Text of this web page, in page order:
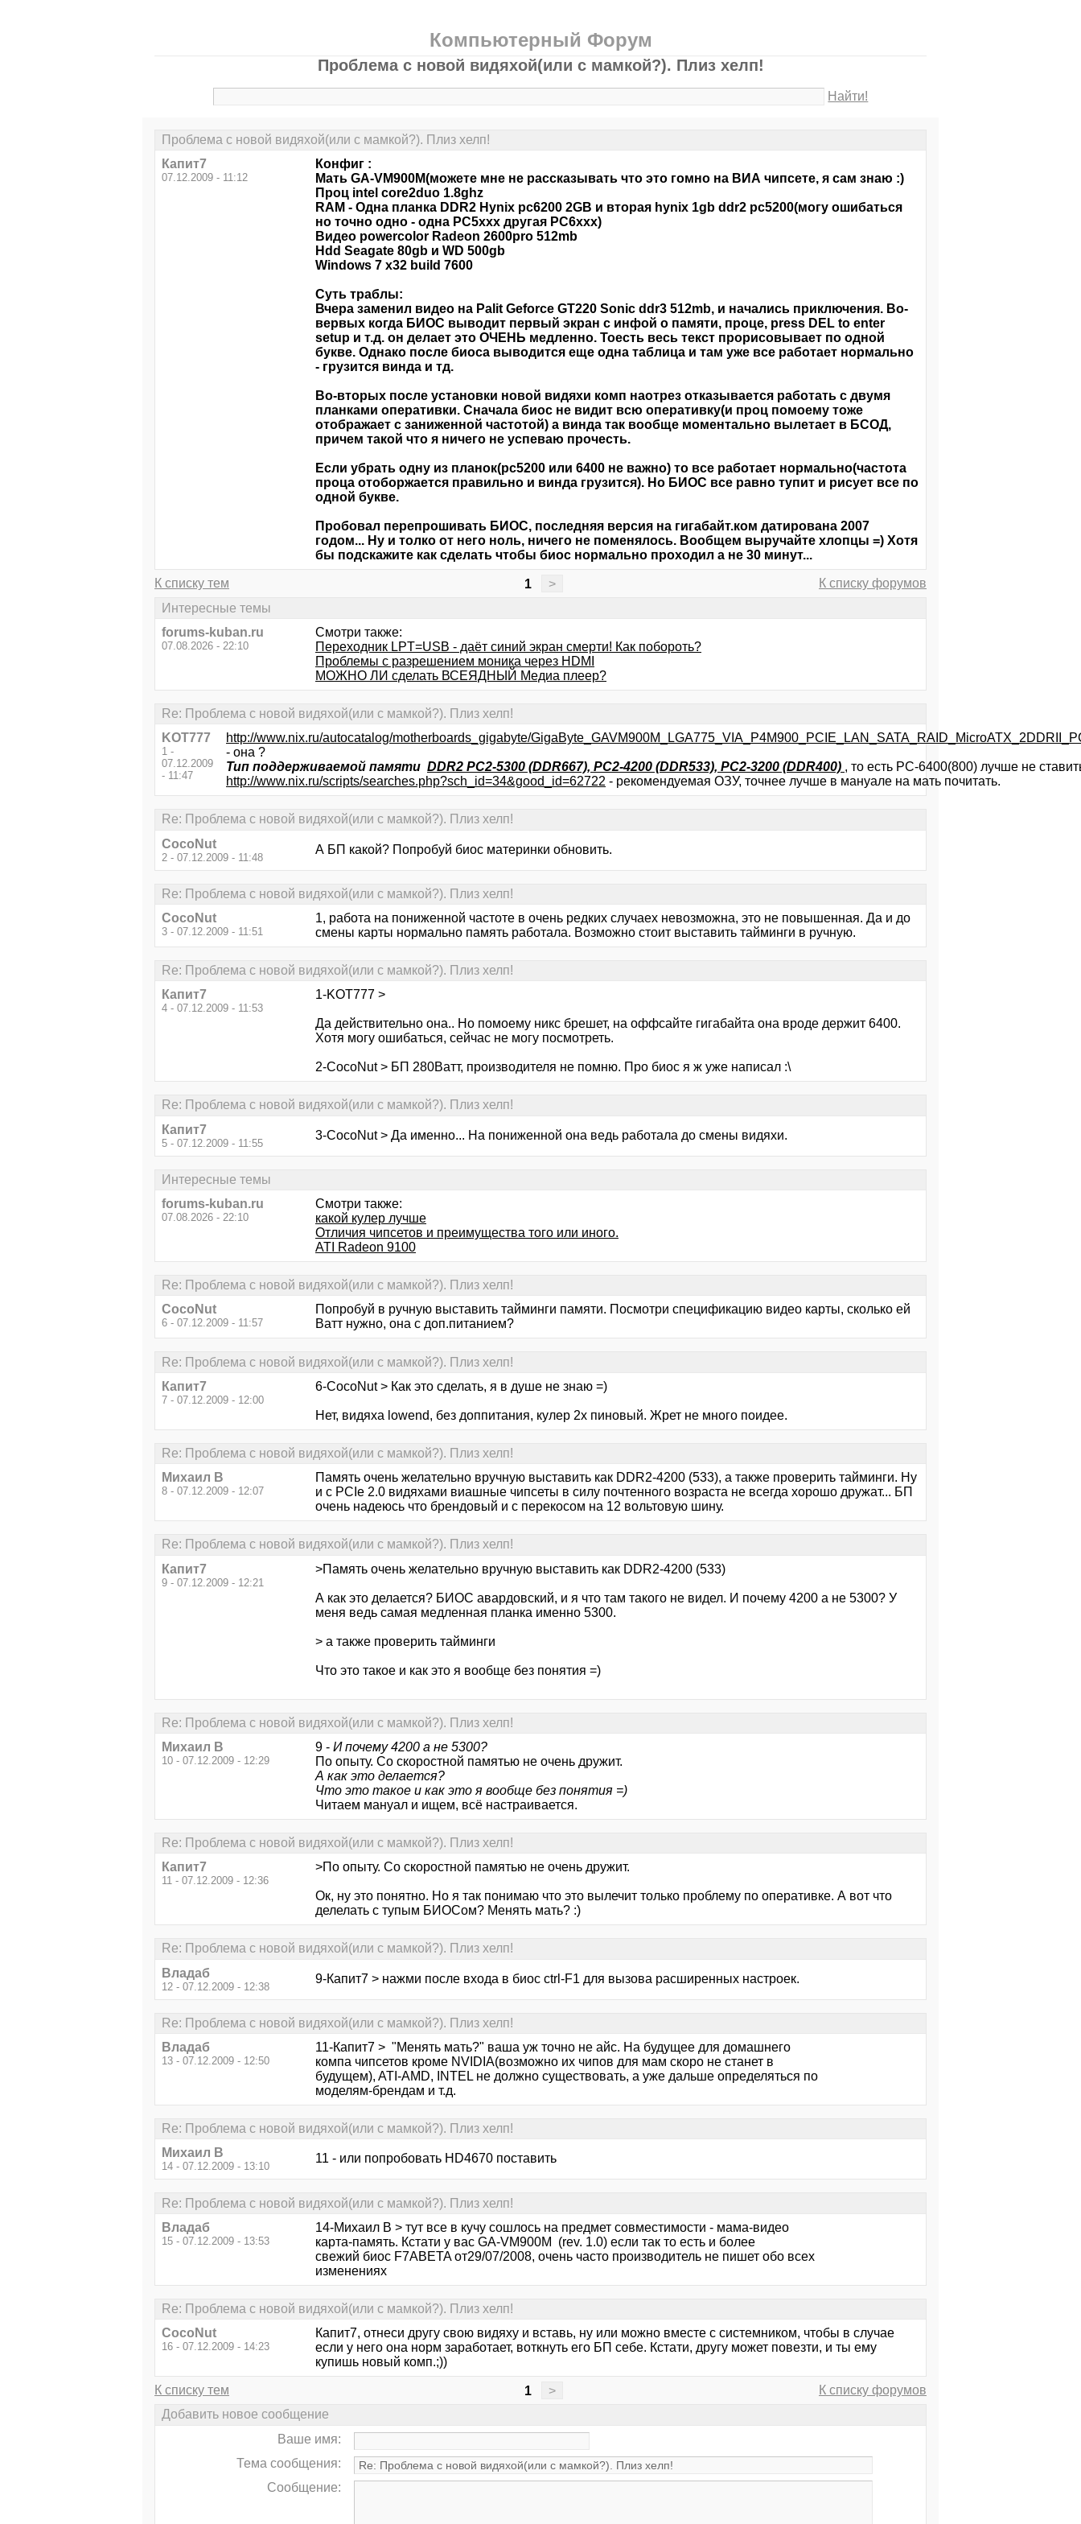
Компьютерный Форум
Проблема с новой видяхой(или с мамкой?). Плиз хелп!
Найти!
Проблема с новой видяхой(или с мамкой?). Плиз хелп!
Капит7
07.12.2009 - 11:12
Конфиг :
Мать GA-VM900M(можете мне не рассказывать что это гомно на ВИА чипсете, я сам знаю :)
Проц intel core2duo 1.8ghz
RAM - Одна планка DDR2 Hynix pc6200 2GB и вторая hynix 1gb ddr2 pc5200(могу ошибаться
но точно одно - одна PC5xxx другая PC6xxx)
Видео powercolor Radeon 2600pro 512mb
Hdd Seagate 80gb и WD 500gb
Windows 7 x32 build 7600
Суть траблы:
Вчера заменил видео на Palit Geforce GT220 Sonic ddr3 512mb, и начались приключения. Во-
вервых когда БИОС выводит первый экран с инфой о памяти, проце, press DEL to enter
setup и т.д. он делает это ОЧЕНЬ медленно. Тоесть весь текст прорисовывает по одной
букве. Однако после биоса выводится еще одна таблица и там уже все работает нормально
- грузится винда и тд.
Во-вторых после установки новой видяхи комп наотрез отказывается работать с двумя
планками оперативки. Сначала биос не видит всю оперативку(и проц помоему тоже
отображает с заниженной частотой) а винда так вообще моментально вылетает в БСОД,
причем такой что я ничего не успеваю прочесть.
Если убрать одну из планок(pc5200 или 6400 не важно) то все работает нормально(частота
проца отоборжается правильно и винда грузится). Но БИОС все равно тупит и рисует все по
одной букве.
Пробовал перепрошивать БИОС, последняя версия на гигабайт.ком датирована 2007
годом... Ну и толко от него ноль, ничего не поменялось. Вообщем выручайте хлопцы =) Хотя
бы подскажите как сделать чтобы биос нормально проходил а не 30 минут...
К списку тем 1 >
К списку форумов
Интересные темы
forums-kuban.ru
07.08.2026 - 22:10
Смотри также:
Переходник LPT=USB - даёт синий экран смерти! Как побороть?
Проблемы с разрешением моника через HDMI
МОЖНО ЛИ сделать ВСЕЯДНЫЙ Медиа плеер?
Re: Проблема с новой видяхой(или с мамкой?). Плиз хелп!
KOT777
1 -
07.12.2009
- 11:47
http://www.nix.ru/autocatalog/motherboards_gigabyte/
- она ?
Тип поддерживаемой памяти DDR2 PC2-5300 (DDR667), PC2-4200 (DDR533), PC2-3200 (DDR400) , то есть РС-6400(800) лучше не
http://www.nix.ru/scripts/searches.php?sch_id=34&good_id=62722 - рекомендуемая ОЗУ, точнее лучше в мануале на мать почитать.
Re: Проблема с новой видяхой(или с мамкой?). Плиз хелп!
CocoNut
2 - 07.12.2009 - 11:48
А БП какой? Попробуй биос материнки обновить.
Re: Проблема с новой видяхой(или с мамкой?). Плиз хелп!
CocoNut
3 - 07.12.2009 - 11:51
1, работа на пониженной частоте в очень редких случаех невозможна, это не повышенная. Да и до
смены карты нормально память работала. Возможно стоит выставить тайминги в ручную.
Re: Проблема с новой видяхой(или с мамкой?). Плиз хелп!
Капит7
4 - 07.12.2009 - 11:53
1-KOT777 >
Да действительно она.. Но помоему никс брешет, на оффсайте гигабайта она вроде держит 6400.
Хотя могу ошибаться, сейчас не могу посмотреть.
2-CocoNut > БП 280Ватт, производителя не помню. Про биос я ж уже написал :\
Re: Проблема с новой видяхой(или с мамкой?). Плиз хелп!
Капит7
5 - 07.12.2009 - 11:55
3-CocoNut > Да именно... На пониженной она ведь работала до смены видяхи.
Интересные темы
forums-kuban.ru
07.08.2026 - 22:10
Смотри также:
какой кулер лучше
Отличия чипсетов и преимущества того или иного.
ATI Radeon 9100
Re: Проблема с новой видяхой(или с мамкой?). Плиз хелп!
CocoNut
6 - 07.12.2009 - 11:57
Попробуй в ручную выставить тайминги памяти. Посмотри спецификацию видео карты, сколько ей
Ватт нужно, она с доп.питанием?
Re: Проблема с новой видяхой(или с мамкой?). Плиз хелп!
Капит7
7 - 07.12.2009 - 12:00
6-CocoNut > Как это сделать, я в душе не знаю =)
Нет, видяха lowend, без доппитания, кулер 2х пиновый. Жрет не много поидее.
Re: Проблема с новой видяхой(или с мамкой?). Плиз хелп!
Михаил В
8 - 07.12.2009 - 12:07
Память очень желательно вручную выставить как DDR2-4200 (533), а также проверить тайминги. Ну
и с PCIe 2.0 видяхами виашные чипсеты в силу почтенного возраста не всегда хорошо дружат... БП
очень надеюсь что брендовый и с перекосом на 12 вольтовую шину.
Re: Проблема с новой видяхой(или с мамкой?). Плиз хелп!
Капит7
9 - 07.12.2009 - 12:21
>Память очень желательно вручную выставить как DDR2-4200 (533)
А как это делается? БИОС авардовский, и я что там такого не видел. И почему 4200 а не 5300? У
меня ведь самая медленная планка именно 5300.
> а также проверить тайминги
Что это такое и как это я вообще без понятия =)
Re: Проблема с новой видяхой(или с мамкой?). Плиз хелп!
Михаил В
10 - 07.12.2009 - 12:29
9 - И почему 4200 а не 5300?
По опыту. Со скоростной памятью не очень дружит.
А как это делается?
Что это такое и как это я вообще без понятия =)
Читаем мануал и ищем, всё настраивается.
Re: Проблема с новой видяхой(или с мамкой?). Плиз хелп!
Капит7
11 - 07.12.2009 - 12:36
>По опыту. Со скоростной памятью не очень дружит.
Ок, ну это понятно. Но я так понимаю что это вылечит только проблему по оперативке. А вот что
делелать с тупым БИОСом? Менять мать? :)
Re: Проблема с новой видяхой(или с мамкой?). Плиз хелп!
Владаб
12 - 07.12.2009 - 12:38
9-Капит7 > нажми после входа в биос ctrl-F1 для вызова расширенных настроек.
Re: Проблема с новой видяхой(или с мамкой?). Плиз хелп!
Владаб
13 - 07.12.2009 - 12:50
11-Капит7 > "Менять мать?" ваша уж точно не айс. На будущее для домашнего
компа чипсетов кроме NVIDIA(возможно их чипов для мам скоро не станет в
будущем), ATI-AMD, INTEL не должно существовать, а уже дальше определяться по
моделям-брендам и т.д.
Re: Проблема с новой видяхой(или с мамкой?). Плиз хелп!
Михаил В
14 - 07.12.2009 - 13:10
11 - или попробовать HD4670 поставить
Re: Проблема с новой видяхой(или с мамкой?). Плиз хелп!
Владаб
15 - 07.12.2009 - 13:53
14-Михаил В > тут все в кучу сошлось на предмет совместимости - мама-видео
карта-память. Кстати у вас GA-VM900M (rev. 1.0) если так то есть и более
свежий биос F7ABETA от29/07/2008, очень часто производитель не пишет обо всех
изменениях
Re: Проблема с новой видяхой(или с мамкой?). Плиз хелп!
CocoNut
16 - 07.12.2009 - 14:23
Капит7, отнеси другу свою видяху и вставь, ну или можно вместе с системником, чтобы в случае
если у него она норм заработает, воткнуть его БП себе. Кстати, другу может повезти, и ты ему
купишь новый комп.;))
К списку тем 1 >
К списку форумов
Добавить новое сообщение
Ваше имя:
Тема сообщения:
Сообщение: